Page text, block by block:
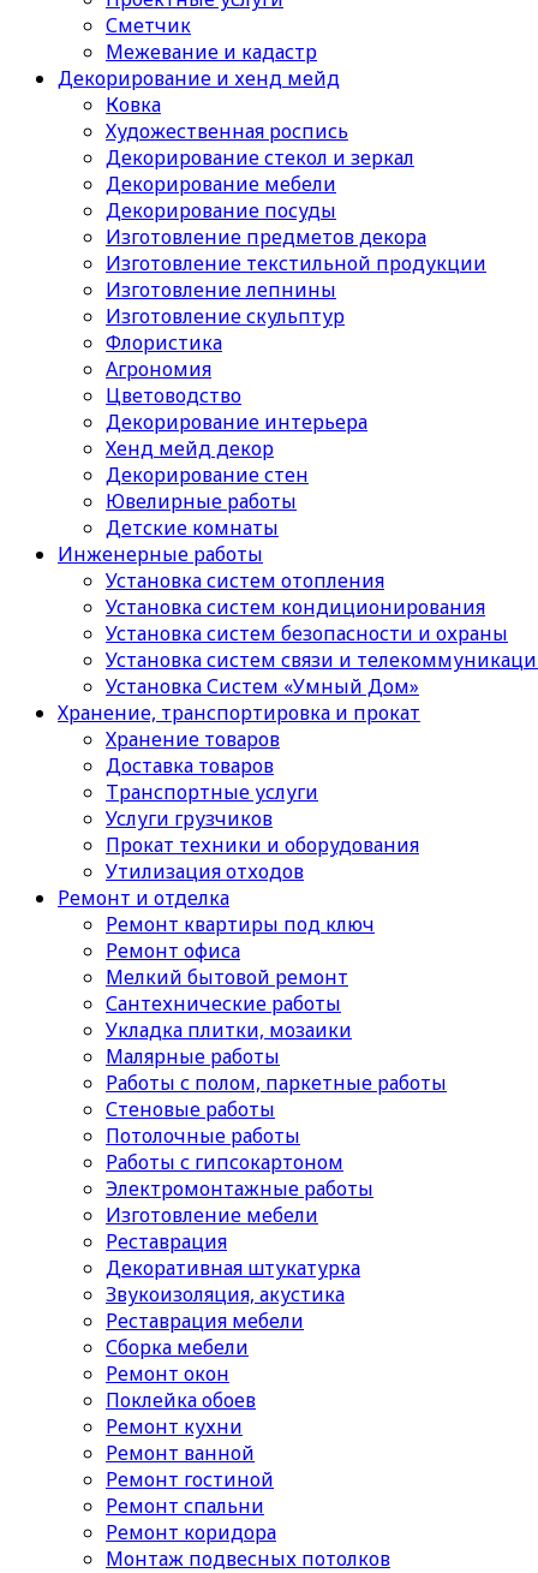
Сметчик
Межевание и кадастр
Декорирование и хенд мейд
Ковка
Художественная роспись
Декорирование стекол и зеркал
Декорирование мебели
Декорирование посуды
Изготовление предметов декора
Изготовление текстильной продукции
Изготовление лепнины
Изготовление скульптур
Флористика
Агрономия
Цветоводство
Декорирование интерьера
Хенд мейд декор
Декорирование стен
Ювелирные работы
Детские комнаты
Инженерные работы
Установка систем отопления
Установка систем кондиционирования
Установка систем безопасности и охраны
Установка систем связи и
Установка Систем «Умный Дом»
Хранение, транспортировка и прокат
Хранение товаров
Доставка товаров
Транспортные услуги
Услуги грузчиков
Прокат техники и оборудования
Утилизация отходов
Ремонт и отделка
Ремонт квартиры под ключ
Ремонт офиса
Мелкий бытовой ремонт
Сантехнические работы
Укладка плитки, мозаики
Малярные работы
Работы с полом, паркетные работы
Стеновые работы
Потолочные работы
Работы с гипсокартоном
Электромонтажные работы
Изготовление мебели
Реставрация
Декоративная штукатурка
Звукоизоляция, акустика
Реставрация мебели
Сборка мебели
Ремонт окон
Поклейка обоев
Ремонт кухни
Ремонт ванной
Ремонт гостиной
Ремонт спальни
Ремонт коридора
Монтаж подвесных потолков